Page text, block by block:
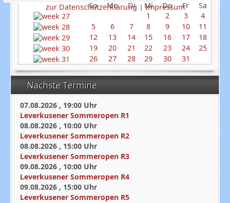
So
Mo Di Mi Do Fr
Sa
1
2 3
4
5
6 7 8 9 10
11
12
13 14 15 16 17
18
19
20 21 22 23 24
25
26
27 28 29 30 31
Nächste Termine
07.08.2026 , 19:00 Uhr
Leverkusener Sommeropen R1
08.08.2026 , 10:00 Uhr
Leverkusener Sommeropen R2
08.08.2026 , 15:00 Uhr
Leverkusener Sommeropen R3
09.08.2026 , 10:00 Uhr
Leverkusener Sommeropen R4
09.08.2026 , 15:00 Uhr
Leverkusener Sommeropen R5
zur Datenschutzerklärung |Impressum